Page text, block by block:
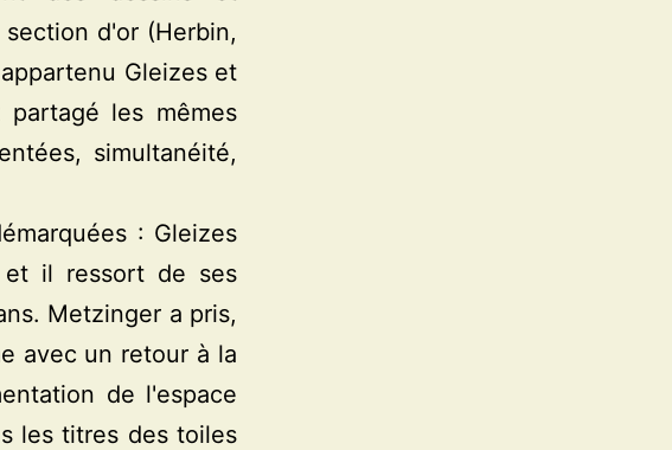
d'or (Herbin,
Gleizes et
les mêmes
simultanéité,
: Gleizes
il ressort de ses
Metzinger a pris,
avec un retour à la
de l'espace
les titres des toiles